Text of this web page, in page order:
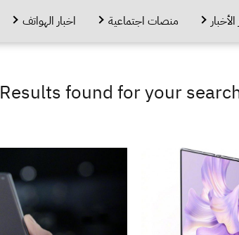
منصات اجتماعية اخبار الهواتف
Results found for your